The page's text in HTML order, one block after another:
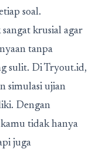
soal.
krusial agar
tanpa
sulit. Di Tryout.id,
simulasi ujian
Dengan
tidak hanya
juga